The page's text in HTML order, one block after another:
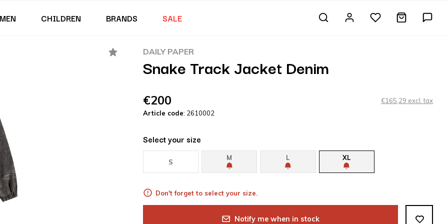
MEN CHILDREN BRANDS SALE
DAILY PAPER
Snake Track Jacket Denim
€200
€165,29 excl. tax
Article code: 2610002
Select your size
S
M L XL
Don't forget to select your size.
Notify me when in stock